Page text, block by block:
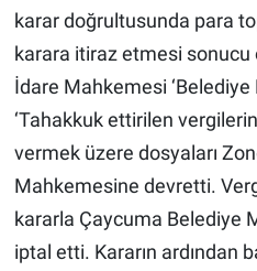
karar doğrultusunda para
karara itiraz etmesi sonucu
İdare Mahkemesi ‘Belediye
‘Tahakkuk ettirilen
vermek üzere dosyaları
Mahkemesine devretti.
kararla Çaycuma Belediye
iptal etti. Kararın ardından